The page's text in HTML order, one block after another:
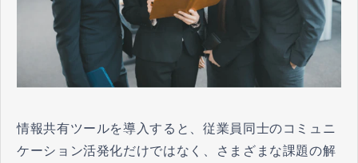
情報共有ツールを導入すると、従業員同士のコミュニ
ケーション活発化だけではなく、さまざまな課題の解